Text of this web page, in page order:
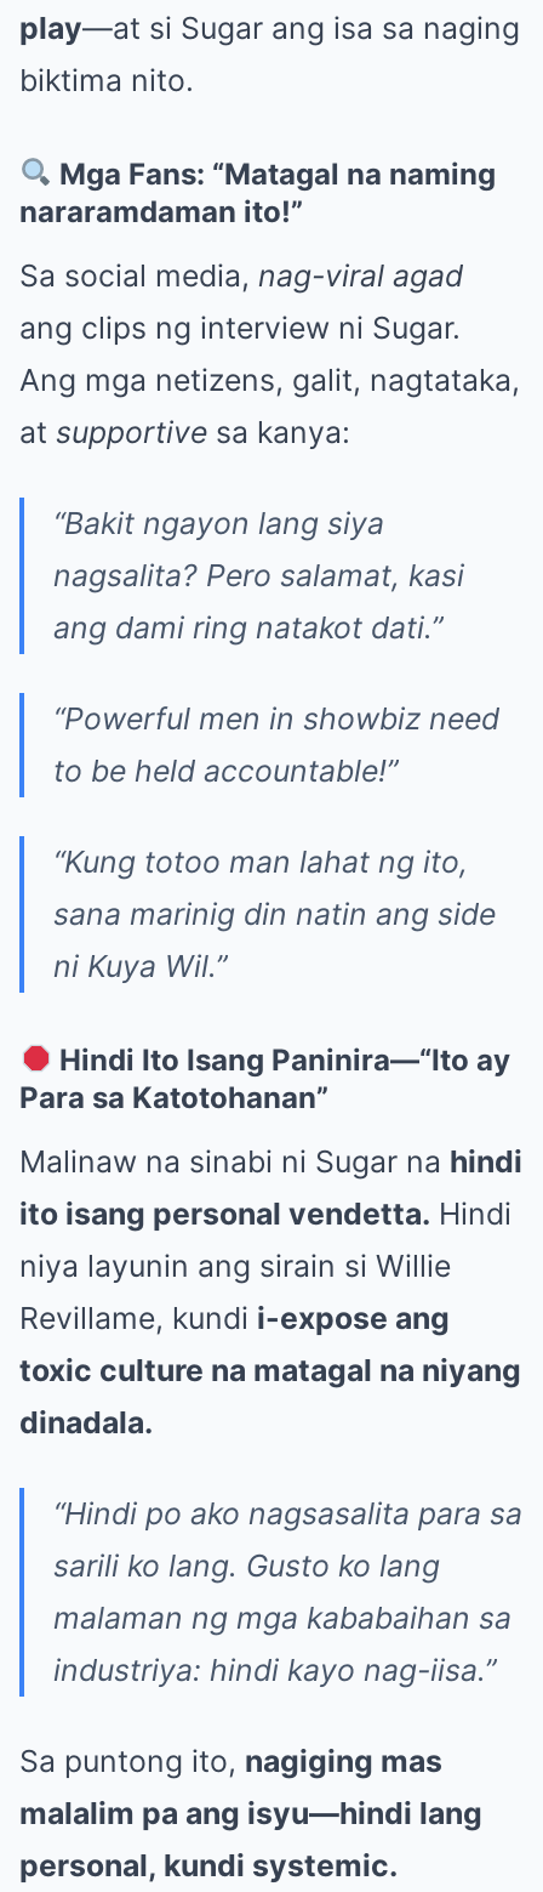
play—at si Sugar ang isa sa naging
biktima nito.
Mga Fans: “Matagal na naming
nararamdaman ito!”
Sa social media, nag-viral agad
ang clips ng interview ni Sugar.
Ang mga netizens, galit, nagtataka,
at supportive sa kanya:
“Bakit ngayon lang siya
nagsalita? Pero salamat, kasi
ang dami ring natakot dati.”
“Powerful men in showbiz need
to be held accountable!”
“Kung totoo man lahat ng ito,
sana marinig din natin ang side
ni Kuya Wil.”
Hindi Ito Isang Paninira—“Ito ay
Para sa Katotohanan”
Malinaw na sinabi ni Sugar na hindi
ito isang personal vendetta. Hindi
niya layunin ang sirain si Willie
Revillame, kundi i-expose ang
toxic culture na matagal na niyang
dinadala.
“Hindi po ako nagsasalita para sa
sarili ko lang. Gusto ko lang
malaman ng mga kababaihan sa
industriya: hindi kayo nag-iisa.”
Sa puntong ito, nagiging mas
malalim pa ang isyu—hindi lang
personal, kundi systemic.